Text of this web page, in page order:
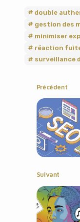
double
gestion des
minimiser
réaction
surveillance
Précédent
Suivant